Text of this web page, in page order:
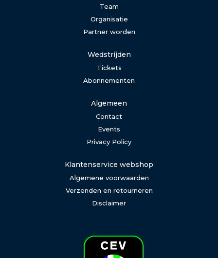
Team
Organisatie
Partner worden
Wedstrijden
Tickets
Abonnementen
Algemeen
Contact
Events
Privacy Policy
Klantenservice webshop
Algemene voorwaarden
Verzenden en retourneren
Disclaimer